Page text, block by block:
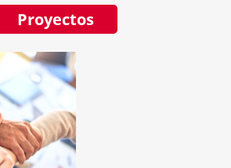
Proyectos